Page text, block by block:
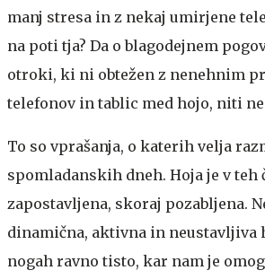
manj stresa in z nekaj umirjene
na poti tja? Da o blagodejnem
otroki, ki ni obtežen z nenehnim
telefonov in tablic med hojo, niti
To so vprašanja, o katerih velja
spomladanskih dneh. Hoja je v
zapostavljena, skoraj pozabljena.
dinamična, aktivna in neustavljiva
nogah ravno tisto, kar nam je